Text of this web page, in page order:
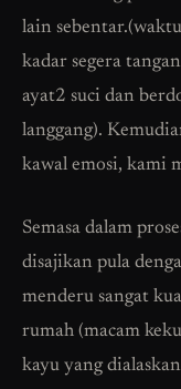
lain
kadar segera
ayat2 suci dan
langgang).
kawal emosi, kami
Semasa dalam
disajikan pula
menderu sangat
rumah (macam
kayu yang